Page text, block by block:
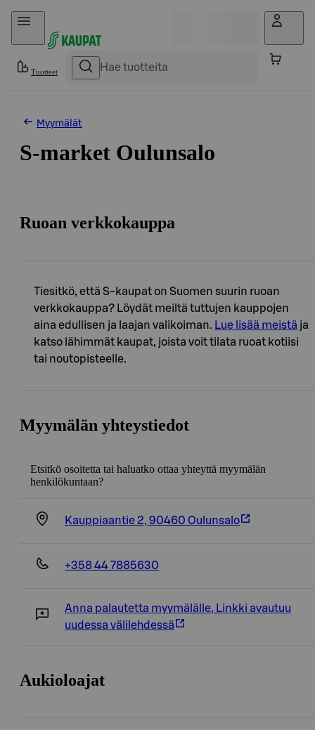
Hyppää sisältöön
Tuotteet
Myymälät
S-market Oulunsalo
Ruoan verkkokauppa
Tiesitkö, että S-kaupat on Suomen suurin ruoan
verkkokauppa? Löydät meiltä tuttujen kauppojen
aina edullisen ja laajan valikoiman. Lue lisää meistä ja
katso lähimmät kaupat, joista voit tilata ruoat kotiisi
tai noutopisteelle.
Myymälän yhteystiedot
Etsitkö osoitetta tai haluatko ottaa yhteyttä myymälän
henkilökuntaan?
Kauppiaantie 2, 90460 Oulunsalo
+358 44 7885630
Anna palautetta myymälälle, Linkki avautuu
uudessa välilehdessä
Aukioloajat